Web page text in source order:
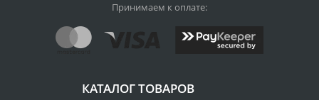
Принимаем к оплате:
КАТАЛОГ ТОВАРОВ